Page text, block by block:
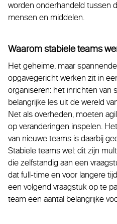
worden onderhandeld tussen
mensen en middelen.
Waarom stabiele teams
Het geheime, maar
opgavegericht werken zit in
organiseren: het inrichten van
belangrijke les uit de wereld
Net als overheden, moeten
op veranderingen inspelen.
van nieuwe teams is daarbij
Stabiele teams wel: dit zijn
die zelfstandig aan een
dat full-time en voor langere
een volgend vraagstuk op te
team een aantal belangrijke